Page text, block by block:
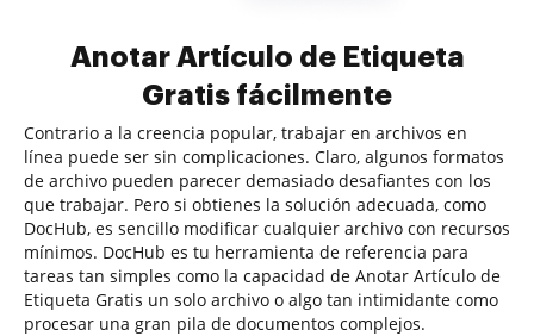
Anotar Artículo de Etiqueta
Gratis fácilmente
Contrario a la creencia popular, trabajar en archivos en
línea puede ser sin complicaciones. Claro, algunos formatos
de archivo pueden parecer demasiado desafiantes con los
que trabajar. Pero si obtienes la solución adecuada, como
DocHub, es sencillo modificar cualquier archivo con recursos
mínimos. DocHub es tu herramienta de referencia para
tareas tan simples como la capacidad de Anotar Artículo de
Etiqueta Gratis un solo archivo o algo tan intimidante como
procesar una gran pila de documentos complejos.